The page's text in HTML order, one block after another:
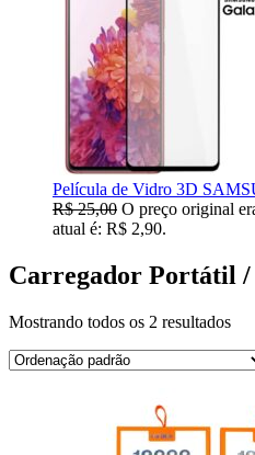
Película de Vidro 3D
R$25,00 O preço original
atual é: R$ 2,90.
Carregador Portátil /
Mostrando todos os 2 resultados